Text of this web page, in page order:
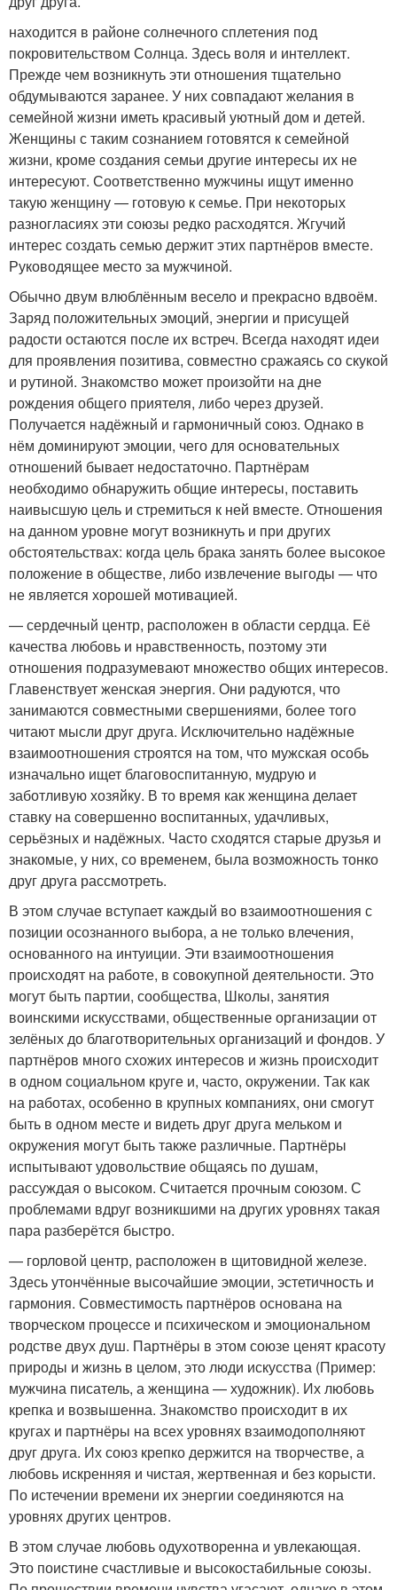
находится в районе солнечного сплетения под
покровительством Солнца. Здесь воля и интеллект.
Прежде чем возникнуть эти отношения тщательно
обдумываются заранее. У них совпадают желания в
семейной жизни иметь красивый уютный дом и детей.
Женщины с таким сознанием готовятся к семейной
жизни, кроме создания семьи другие интересы их не
интересуют. Соответственно мужчины ищут именно
такую женщину — готовую к семье. При некоторых
разногласиях эти союзы редко расходятся. Жгучий
интерес создать семью держит этих партнёров вместе.
Руководящее место за мужчиной.
Обычно двум влюблённым весело и прекрасно вдвоём.
Заряд положительных эмоций, энергии и присущей
радости остаются после их встреч. Всегда находят идеи
для проявления позитива, совместно сражаясь со скукой
и рутиной. Знакомство может произойти на дне
рождения общего приятеля, либо через друзей.
Получается надёжный и гармоничный союз. Однако в
нём доминируют эмоции, чего для основательных
отношений бывает недостаточно. Партнёрам
необходимо обнаружить общие интересы, поставить
наивысшую цель и стремиться к ней вместе. Отношения
на данном уровне могут возникнуть и при других
обстоятельствах: когда цель брака занять более высокое
положение в обществе, либо извлечение выгоды — что
не является хорошей мотивацией.
— сердечный центр, расположен в области сердца. Её
качества любовь и нравственность, поэтому эти
отношения подразумевают множество общих интересов.
Главенствует женская энергия. Они радуются, что
занимаются совместными свершениями, более того
читают мысли друг друга. Исключительно надёжные
взаимоотношения строятся на том, что мужская особь
изначально ищет благовоспитанную, мудрую и
заботливую хозяйку. В то время как женщина делает
ставку на совершенно воспитанных, удачливых,
серьёзных и надёжных. Часто сходятся старые друзья и
знакомые, у них, со временем, была возможность тонко
друг друга рассмотреть.
В этом случае вступает каждый во взаимоотношения с
позиции осознанного выбора, а не только влечения,
основанного на интуиции. Эти взаимоотношения
происходят на работе, в совокупной деятельности. Это
могут быть партии, сообщества, Школы, занятия
воинскими искусствами, общественные организации от
зелёных до благотворительных организаций и фондов. У
партнёров много схожих интересов и жизнь происходит
в одном социальном круге и, часто, окружении. Так как
на работах, особенно в крупных компаниях, они смогут
быть в одном месте и видеть друг друга мельком и
окружения могут быть также различные. Партнёры
испытывают удовольствие общаясь по душам,
рассуждая о высоком. Считается прочным союзом. С
проблемами вдруг возникшими на других уровнях такая
пара разберётся быстро.
— горловой центр, расположен в щитовидной железе.
Здесь утончённые высочайшие эмоции, эстетичность и
гармония. Совместимость партнёров основана на
творческом процессе и психическом и эмоциональном
родстве двух душ. Партнёры в этом союзе ценят красоту
природы и жизнь в целом, это люди искусства (Пример:
мужчина писатель, а женщина — художник). Их любовь
крепка и возвышенна. Знакомство происходит в их
кругах и партнёры на всех уровнях взаимодополняют
друг друга. Их союз крепко держится на творчестве, а
любовь искренняя и чистая, жертвенная и без корысти.
По истечении времени их энергии соединяются на
уровнях других центров.
В этом случае любовь одухотворенна и увлекающая.
Это поистине счастливые и высокостабильные союзы.